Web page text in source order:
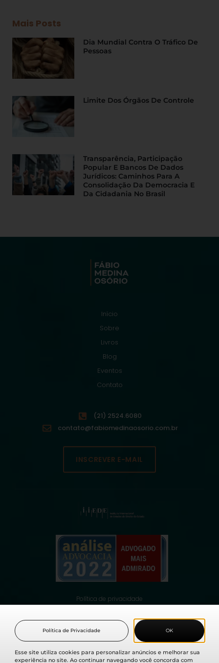
Mais Posts
Dia Mundial Contra O Tráfico De
Pessoas
Limite Dos Órgãos De Controle
Transparência, Participação
Popular E Bancos De Dados
Jurídicos: Caminhos Para A
Consolidação Da Democracia E
Da Cidadania No Brasil
Início
Sobre
Livros
Blog
Eventos
Contato
(21) 2524.6080
contato@fabiomedinaosorio.com.br
INSCREVER E-MAIL
Política de privacidade
© 2021 Fabio Medina Osorio, todos os direitos reservados.
Esse site utiliza cookies para personalizar anúncios e melhorar sua
experiência no site. Ao continuar navegando você concorda com
OK
Política de Privacidade